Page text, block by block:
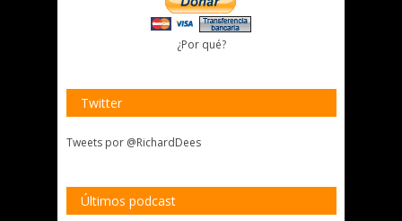
¿Por qué?
Twitter
Tweets por @RichardDees
Últimos podcast